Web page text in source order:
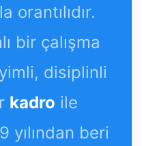
orantılıdır.
bir çalışma
disiplinli
kadro ile
yılından beri